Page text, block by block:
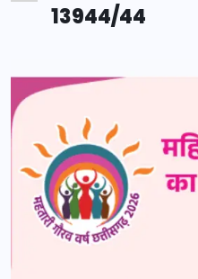
13944/44